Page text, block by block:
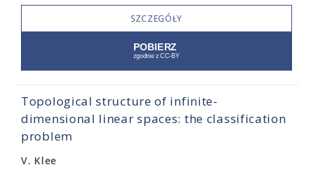
SZCZEGÓŁY
Topological structure of infinite-
dimensional linear spaces: the classification
problem
V. Klee